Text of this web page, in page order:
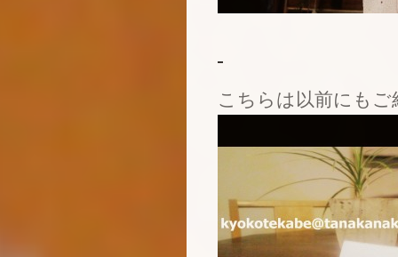
こちらは以前にも